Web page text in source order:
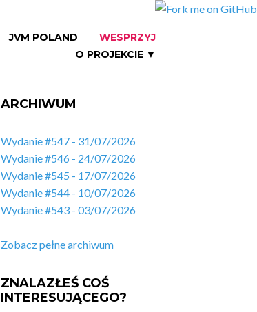
JVM POLAND
WESPRZYJ
O PROJEKCIE ▼
ARCHIWUM
Wydanie #547 - 31/07/2026
Wydanie #546 - 24/07/2026
Wydanie #545 - 17/07/2026
Wydanie #544 - 10/07/2026
Wydanie #543 - 03/07/2026
Zobacz pełne archiwum
ZNALAZŁEŚ COŚ
INTERESUJĄCEGO?